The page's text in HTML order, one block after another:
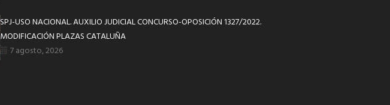
SPJ-USO NACIONAL. AUXILIO JUDICIAL CONCURSO-OPOSICIÓN 1327/2022.
MODIFICACIÓN PLAZAS CATALUÑA
7 agosto, 2026